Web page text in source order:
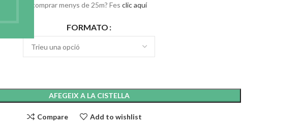
comprar menys de 25m? Fesclic aquí
FORMATO
AFEGEIX A LA CISTELLA
Compare Add to wishlist